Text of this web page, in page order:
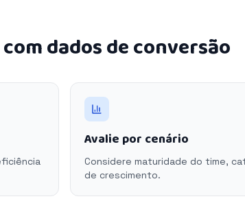
dados de conversão
Avalie por cenário
Considere maturidade do time,
de crescimento.